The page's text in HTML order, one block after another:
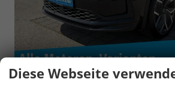
Diese Webseite